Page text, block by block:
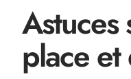
place